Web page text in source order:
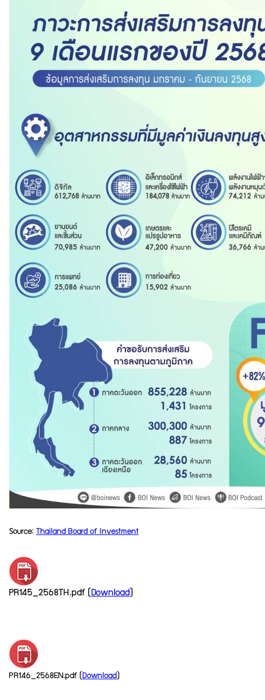
Source: Thailand Board of Investment
PR145_2568TH.pdf (Download)
PR146_2568EN.pdf ( Download )